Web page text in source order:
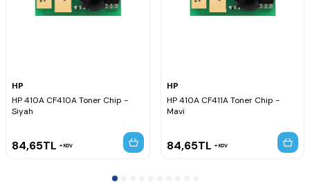
HP
HP 410A CF410A Toner Chip -
Siyah
84,65TL KDV
HP
HP 410A CF411A Toner Chip -
Mavi
84,65TL KDV